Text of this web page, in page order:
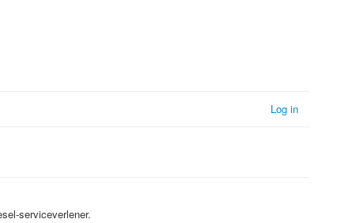
Log in
serviceverlener.